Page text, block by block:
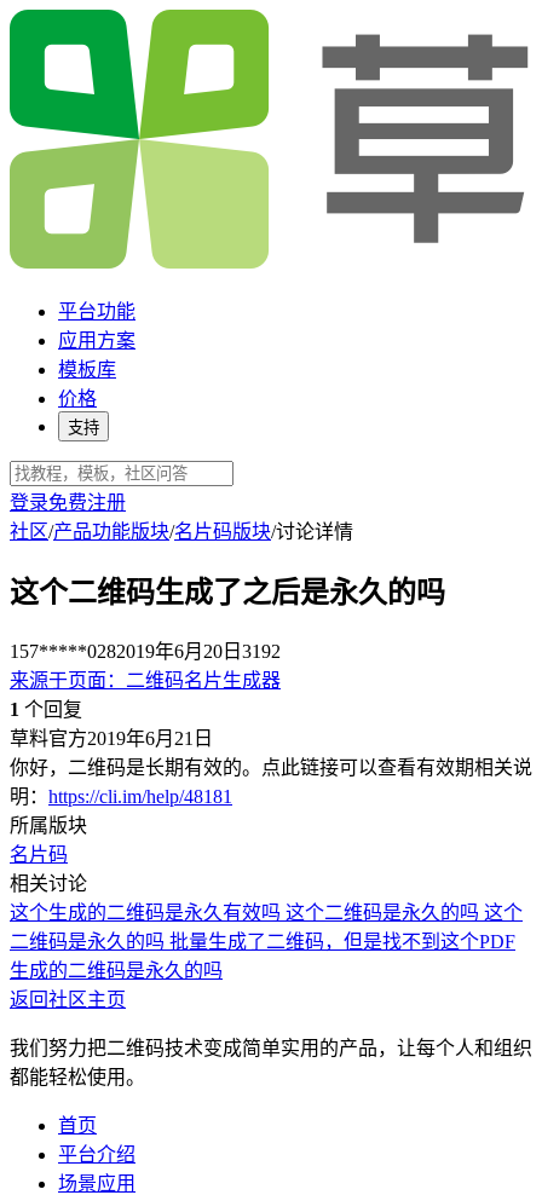
平台功能
应用方案
模板库
价格
支持
登录免费注册
社区/产品功能版块/名片码版块/讨论详情
这个二维码生成了之后是永久的吗
157*****0282019年6月20日 3192
来源于页面 ： 二维码名片生成器
1 个回复
草料官方2019年6月21日
你好，二维码是长期有效的。点此链接可以查看有效期相关说
明： https://cli.im/help/48181
所属版块
名片码
相关讨论
这个生成的二维码是永久有效吗 这个二维码是永久的吗 这个
二维码是永久的吗 批量生成了二维码，但是找不到这个PDF
生成的二维码是永久的吗
返回社区主页
我们努力把二维码技术变成简单实用的产品，让每个人和组织
都能轻松使用。
首页
平台介绍
场景应用